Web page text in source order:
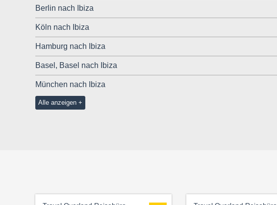
Berlin nach Ibiza
Köln nach Ibiza
Hamburg nach Ibiza
Basel, Basel nach Ibiza
München nach Ibiza
Alle anzeigen